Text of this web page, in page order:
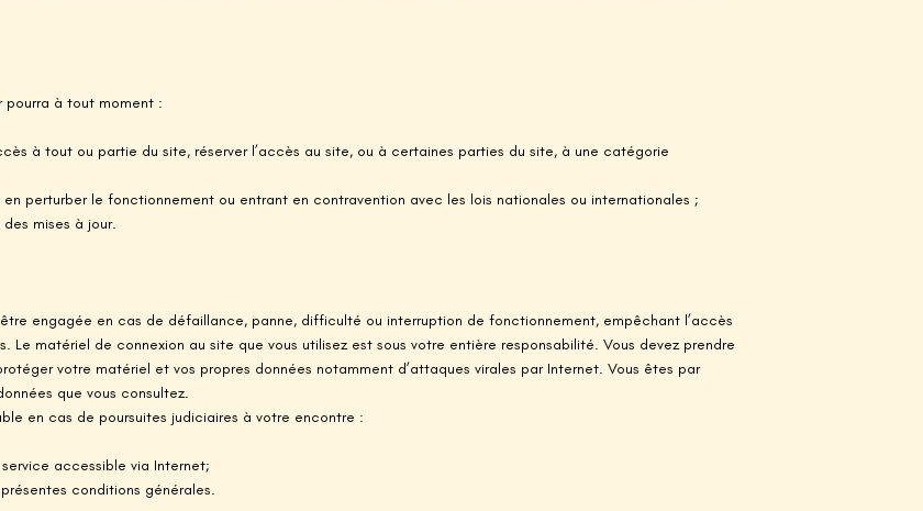
pourra à tout moment :
à tout ou partie du site, réserver l’accès au site, ou à certaines parties du site, à une catégorie
perturber le fonctionnement ou entrant en contravention avec les lois nationales ou internationales ;
mises à jour.
engagée en cas de défaillance, panne, difficulté ou interruption de fonctionnement, empêchant l’accès
Le matériel de connexion au site que vous utilisez est sous votre entière responsabilité. Vous devez prendre
votre matériel et vos propres données notamment d’attaques virales par Internet. Vous êtes par
que vous consultez.
en cas de poursuites judiciaires à votre encontre :
accessible via Internet;
conditions générales.